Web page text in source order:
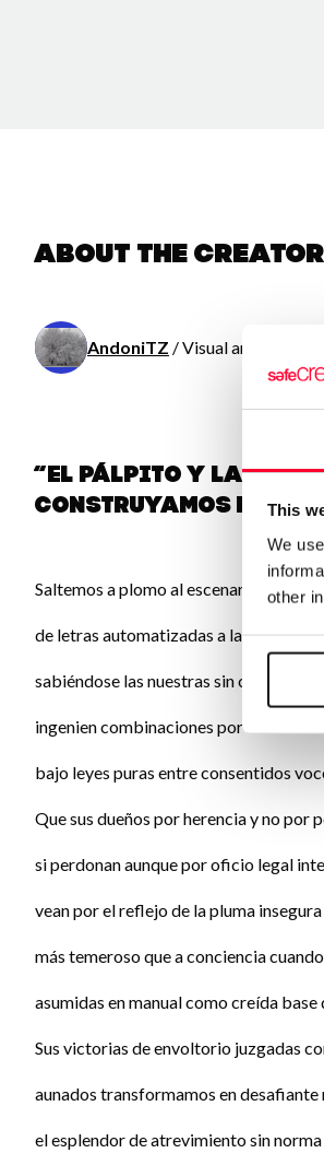
This
We
other
About the creator
AndoniTZ / Visual arts /
“El pálpito y la
construyamos el
Saltemos a plomo al escenario en
de letras automatizadas a la mil y una
sabiéndose las nuestras sin certificar
ingenien combinaciones por no
bajo leyes puras entre consentidos
Que sus dueños por herencia y no por
si perdonan aunque por oficio legal
vean por el reflejo de la pluma
más temeroso que a conciencia
asumidas en manual como creída
Sus victorias de envoltorio juzgadas
aunados transformamos en desafiante
el esplendor de atrevimiento sin